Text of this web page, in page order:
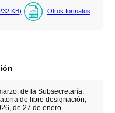
KB) Otros formatos
de la Subsecretaría,
de libre designación,
de 27 de enero.